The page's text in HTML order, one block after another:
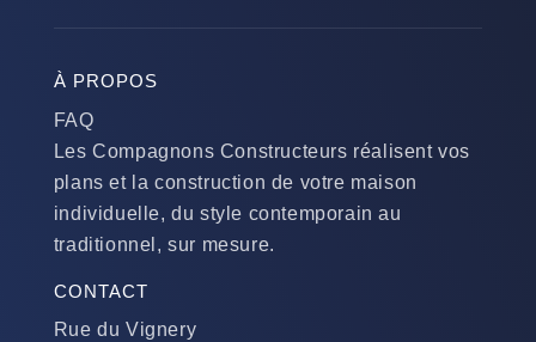
À PROPOS
FAQ
Les Compagnons Constructeurs réalisent vos
plans et la construction de votre maison
individuelle, du style contemporain au
traditionnel, sur mesure.
CONTACT
Rue du Vignery